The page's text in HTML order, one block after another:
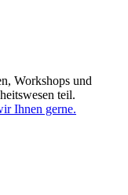
Workshops und
teil.
Ihnen gerne.